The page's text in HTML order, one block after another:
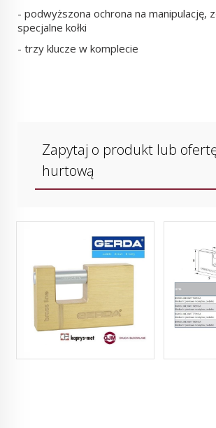
- podwyższona ochrona na manipulację,
specjalne kołki
- trzy klucze w komplecie
Zapytaj o produkt lub
hurtową